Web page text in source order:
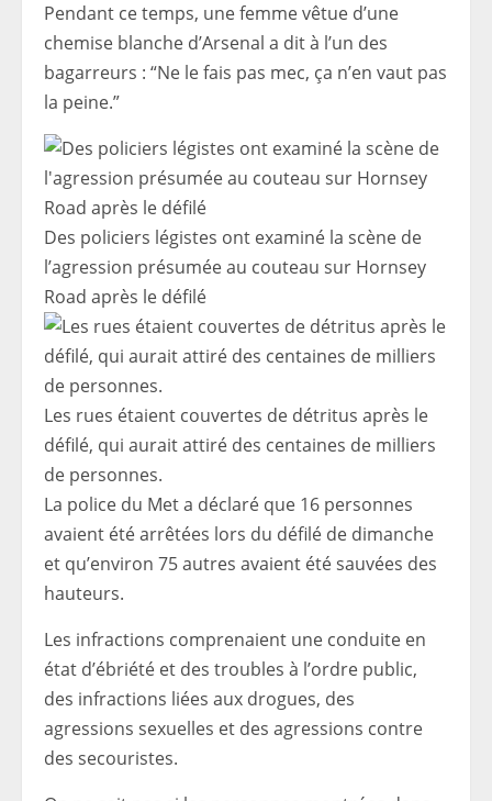
Pendant ce temps, une femme vêtue d’une
chemise blanche d’Arsenal a dit à l’un des
bagarreurs : “Ne le fais pas mec, ça n’en vaut pas
la peine.”
Des policiers légistes ont examiné la scène de
l’agression présumée au couteau sur Hornsey
Road après le défilé
Les rues étaient couvertes de détritus après le
défilé, qui aurait attiré des centaines de milliers
de personnes.
La police du Met a déclaré que 16 personnes
avaient été arrêtées lors du défilé de dimanche
et qu’environ 75 autres avaient été sauvées des
hauteurs.
Les infractions comprenaient une conduite en
état d’ébriété et des troubles à l’ordre public,
des infractions liées aux drogues, des
agressions sexuelles et des agressions contre
des secouristes.